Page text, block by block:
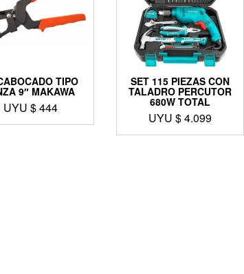
TIPO
9″ MAKAWA
UYU $444
SET 115 PIEZAS CON
TALADRO PERCUTOR
680W TOTAL
UYU $4.099